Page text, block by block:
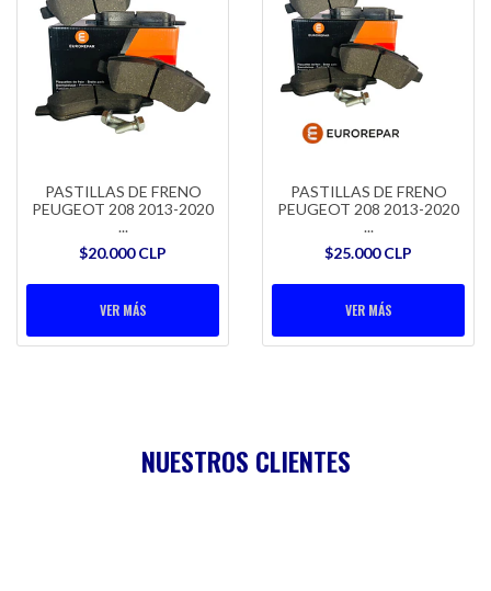
PASTILLAS DE FRENO
PEUGEOT 208 2013-2020
...
$20.000 CLP
VER MÁS
PASTILLAS DE FRENO
PEUGEOT 208 2013-2020
...
$25.000 CLP
VER MÁS
NUESTROS CLIENTES